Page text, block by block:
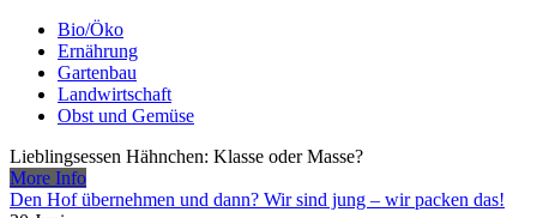
Bio/Öko
Ernährung
Gartenbau
Landwirtschaft
Obst und Gemüse
Lieblingsessen Hähnchen: Klasse oder Masse?
More Info
Den Hof übernehmen und dann? Wir sind jung – wir packen das!